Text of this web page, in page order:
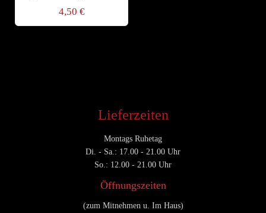
4,50 €
Lieferzeiten
Montags Ruhetag
Di. - Sa.: 17.00 - 21.00 Uhr
So.: 12.00 - 21.00 Uhr
Öffnungszeiten
(zum Mitnehmen u. Im Haus)